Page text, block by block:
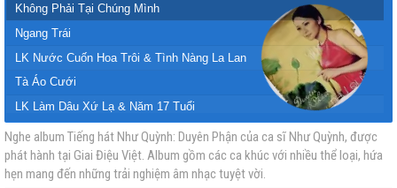
Nhạc
vàng
< Kho
nhạc
>
Nhạc
Kho
nhạc
Không Phải Tại Chúng Mình
Ngang Trái
LK Nước Cuốn Hoa Trôi & Tình Nàng La Lan
Tà Áo Cưới
LK Làm Dâu Xứ Lạ & Năm 17 Tuổi
Đoạn Cuối Một Cuộc Tình
Mơ Ánh Trăng Về
Chuyện Tình Cô Lái Đò Bến Hạ
Nghe album Tiếng hát Như Quỳnh: Duyên Phận của ca sĩ Như Quỳnh, được
phát hành tại Giai Điệu Việt. Album gồm các ca khúc với nhiều thể loại, hứa
hẹn mang đến những trải nghiệm âm nhạc tuyệt vời.